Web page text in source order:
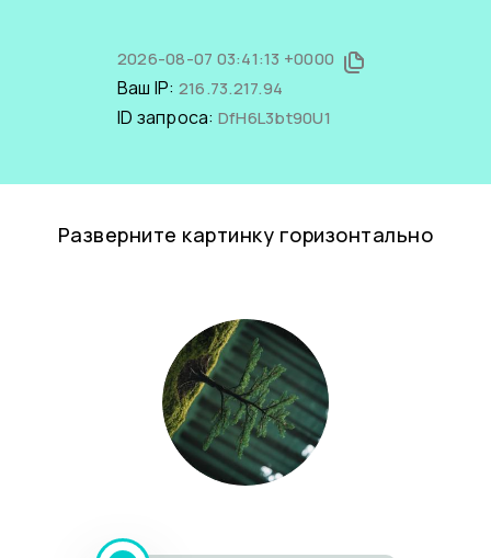
2026-08-07 03:41:13 +0000
Ваш IP: 216.73.217.94
ID запроса: DfH6L3bt90U1
Разверните картинку горизонтально